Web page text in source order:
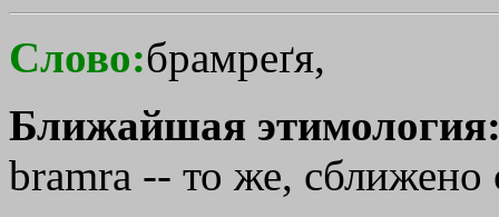
Слово:брамреґя,
Ближайшая
bramra -- то же,